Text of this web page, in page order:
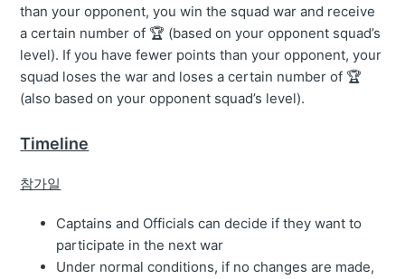
than your opponent, you win the squad war and receive
a certain number of 🏆 (based on your opponent squad’s
level). If you have fewer points than your opponent, your
squad loses the war and loses a certain number of 🏆
(also based on your opponent squad’s level).
Timeline
참가일
Captains and Officials can decide if they want to
participate in the next war
Under normal conditions, if no changes are made,